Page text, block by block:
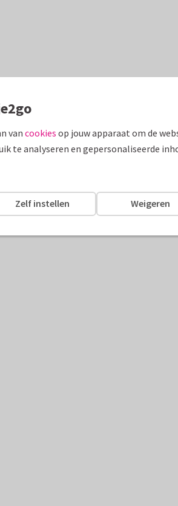
vancookies op jouw apparaat om de
te analyseren en gepersonaliseerde
Weigeren
Zelf instellen